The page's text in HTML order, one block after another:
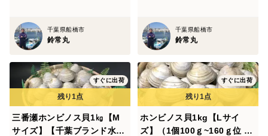
千葉県船橋市
鈴常丸
千葉県船橋市
鈴常丸
すぐに出荷
三番瀬ホンビノス貝1㎏【M
サイズ】【千葉ブランド水産
すぐに出荷
ホンビノス貝1kg【Lサイ
ズ】（1個100ｇ~160ｇ位